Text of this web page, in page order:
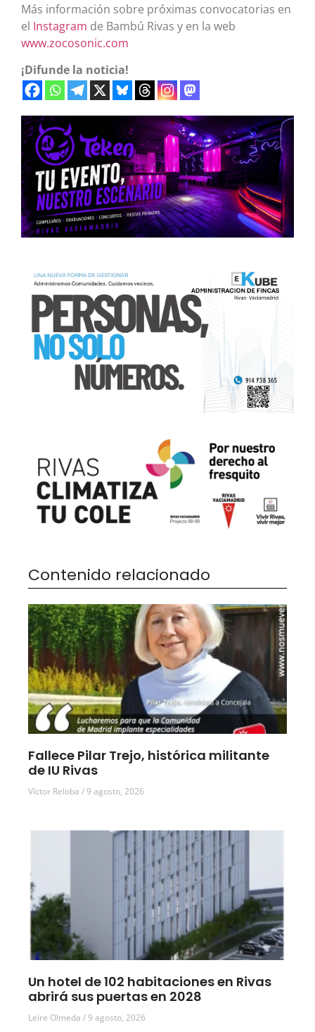
Más información sobre próximas convocatorias en
el Instagram de Bambú Rivas y en la web
www.zocosonic.com
¡Difunde la noticia!
Contenido relacionado
Fallece Pilar Trejo, histórica militante
de IU Rivas
Víctor Reloba 9 agosto, 2026
Un hotel de 102 habitaciones en Rivas
abrirá sus puertas en 2028
Leire Olmeda 9 agosto, 2026